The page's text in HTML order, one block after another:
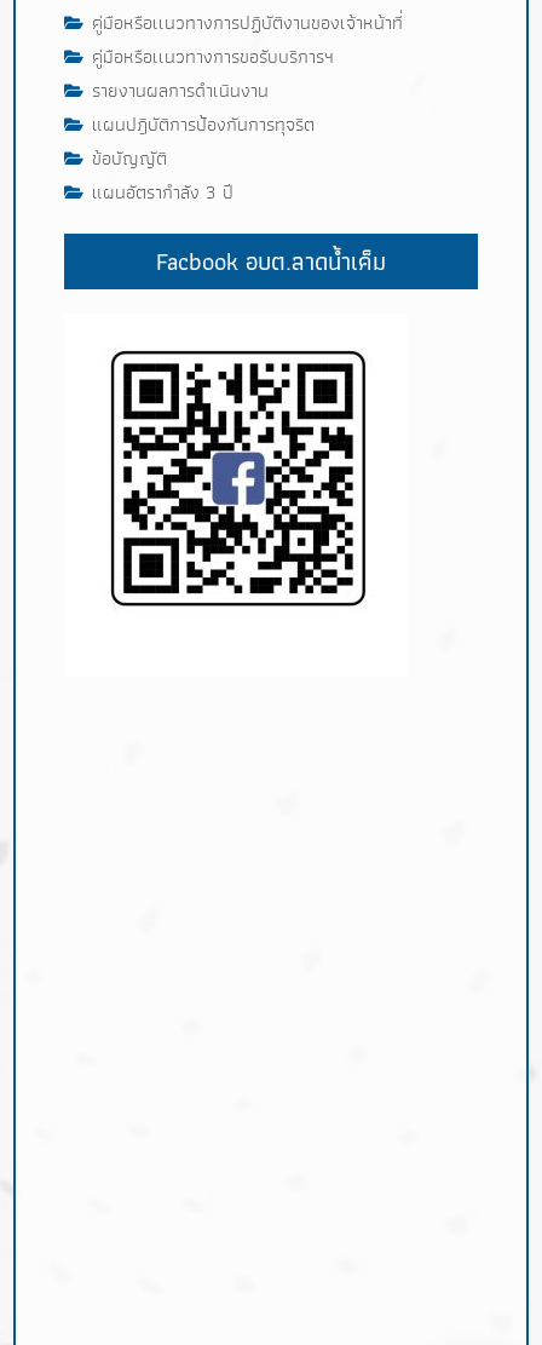
คู่มือหรือเเนวทางการปฏิบัติงานของเจ้าหน้าที่
คู่มือหรือเเนวทางการขอรับบริการฯ
รายงานผลการดำเนินงาน
แผนปฎิบัติการป้องกันการทุจริต
ข้อบัญญัติ
แผนอัตรากำลัง 3 ปี
Facbook อบต.ลาดน้ำเค็ม